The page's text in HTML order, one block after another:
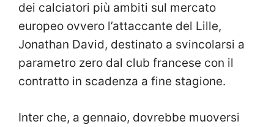
dei calciatori più ambiti sul mercato
europeo ovvero l’attaccante del Lille,
Jonathan David, destinato a svincolarsi a
parametro zero dal club francese con il
contratto in scadenza a fine stagione.
Inter che, a gennaio, dovrebbe muoversi